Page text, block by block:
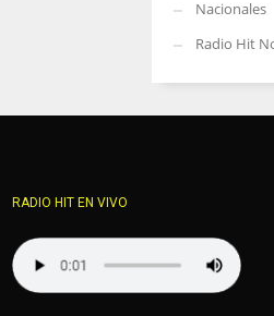
Nacionales
Radio Hit
RADIO HIT EN VIVO